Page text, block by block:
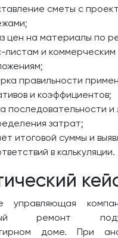
сметы с
цен на материалы по
листам и коммерческим
правильности
и коэффициентов;
последовательности и
затрат;
итоговой суммы и
в калькуляции.
управляющая
ремонт
доме. При